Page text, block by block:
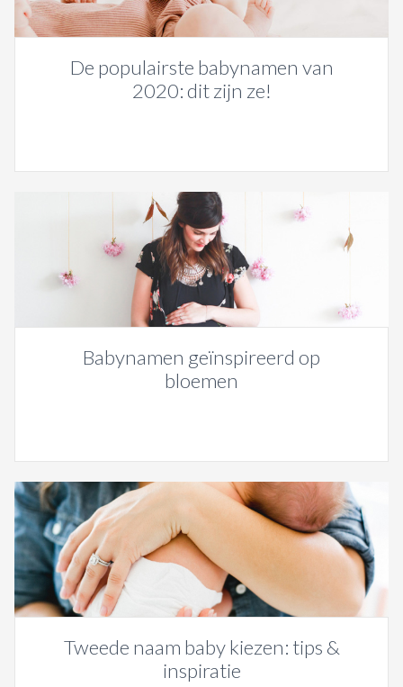
De populairste babynamen van
2020: dit zijn ze!
Babynamen geïnspireerd op
bloemen
Tweede naam baby kiezen: tips &
inspiratie